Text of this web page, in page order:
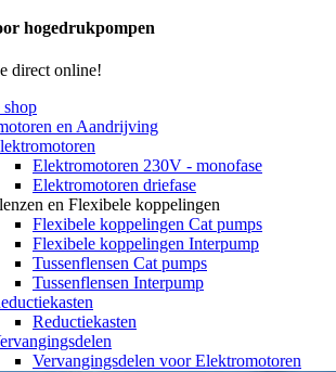
hogedrukpompen
direct online!
shop
en Aandrijving
Elektromotoren 230V - monofase
Elektromotoren driefase
en Flexibele koppelingen
Flexibele koppelingen Cat pumps
Flexibele koppelingen Interpump
Tussenflensen Cat pumps
Tussenflensen Interpump
Reductiekasten
Vervangingsdelen voor Elektromotoren